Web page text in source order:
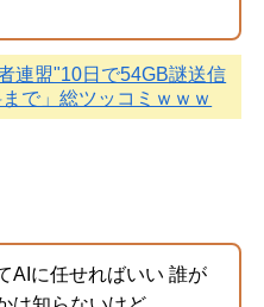
連盟"10日で54GB謎送信
で」総ツッコミｗｗｗ
AIに任せればいい 誰が